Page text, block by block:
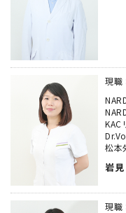
現職
KAC
松本
岩
現職